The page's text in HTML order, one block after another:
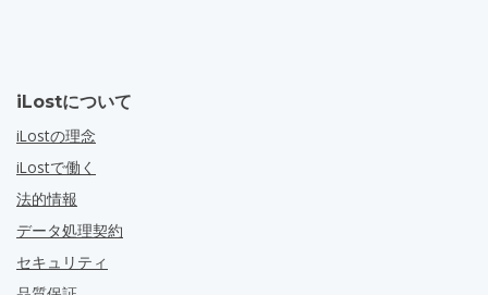
iLostについて
iLostの理念
iLostで働く
法的情報
データ処理契約
セキュリティ